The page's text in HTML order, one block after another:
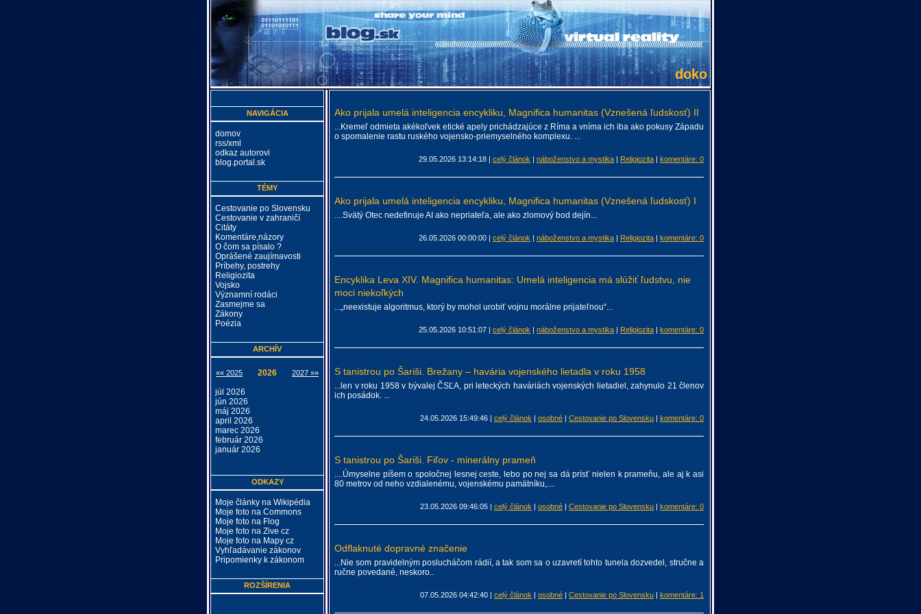
doko
Ako prijala umelá inteligencia encykliku, Magnifica humanitas (Vznešená ľudskosť) II
...Kremeľ odmieta akékoľvek etické apely prichádzajúce z Ríma a vníma ich iba ako pokusy Západu
o spomalenie rastu ruského vojensko-priemyselného komplexu. ...
29.05.2026 13:14:18 | celý článok | náboženstvo a mystika | Religiozita | komentáre: 0
Ako prijala umelá inteligencia encykliku, Magnifica humanitas (Vznešená ľudskosť) I
....Svätý Otec nedefinuje AI ako nepriateľa, ale ako zlomový bod dejín...
26.05.2026 00:00:00 | celý článok | náboženstvo a mystika | Religiozita | komentáre: 0
Encyklika Leva XIV. Magnifica humanitas: Umelá inteligencia má slúžiť ľudstvu, nie
moci niekoľkých
...„neexistuje algoritmus, ktorý by mohol urobiť vojnu morálne prijateľnou“...
25.05.2026 10:51:07 | celý článok | náboženstvo a mystika | Religiozita | komentáre: 0
S tanistrou po Šariši. Brežany – havária vojenského lietadla v roku 1958
...len v roku 1958 v bývalej ČSĽA, pri leteckých haváriách vojenských lietadiel, zahynulo 21 členov
ich posádok. ...
24.05.2026 15:49:46 | celý článok | osobné | Cestovanie po Slovensku | komentáre: 0
S tanistrou po Šariši. Fiľov - minerálny prameň
....Úmyselne píšem o spoločnej lesnej ceste, lebo po nej sa dá prísť nielen k prameňu, ale aj k asi
80 metrov od neho vzdialenému, vojenskému pamätníku,....
23.05.2026 09:46:05 | celý článok | osobné | Cestovanie po Slovensku | komentáre: 0
Odflaknuté dopravné značenie
...Nie som pravidelným poslucháčom rádií, a tak som sa o uzavretí tohto tunela dozvedel, stručne a
ručne povedané, neskoro..
07.05.2026 04:42:40 | celý článok | osobné | Cestovanie po Slovensku | komentáre: 1
NAVIGÁCIA
domov
rss/xml
odkaz autorovi
blog.portal.sk
TÉMY
Cestovanie po Slovensku
Cestovanie v zahraničí
Citáty
Komentáre,názory
O čom sa písalo ?
Oprášené zaujímavosti
Príbehy, postrehy
Religiozita
Vojsko
Významní rodáci
Zasmejme sa
Zákony
Poézia
ARCHÍV
«« 2025 2026 2027 »»
júl 2026
jún 2026
máj 2026
april 2026
marec 2026
február 2026
január 2026
ODKAZY
Moje články na Wikipédia
Moje foto na Commons
Moje foto na Flog
Moje foto na Zive cz
Moje foto na Mapy cz
Vyhľadávanie zákonov
Pripomienky k zákonom
ROZŠÍRENIA